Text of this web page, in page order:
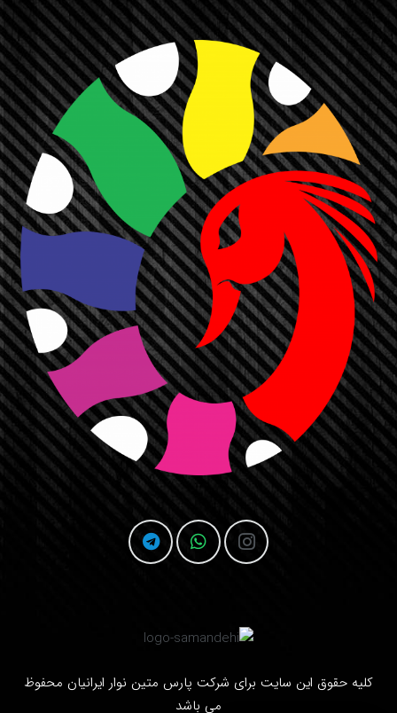
کلیه حقوق این سایت برای شرکت پارس متین نوار ایرانیان محفوظ
می باشد